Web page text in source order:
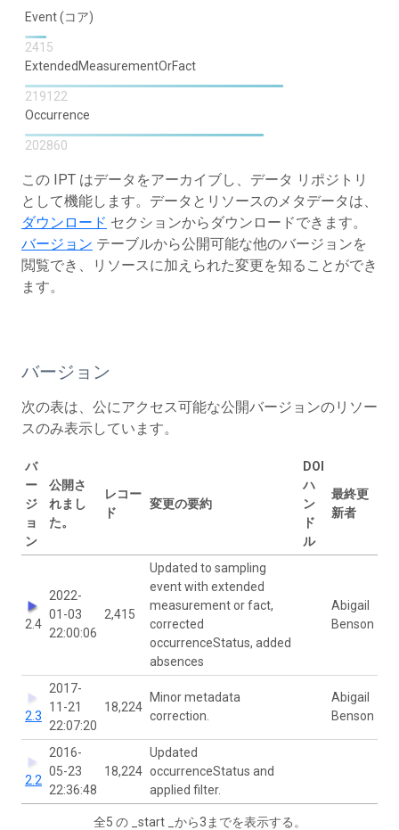
Event (コア)
2415
ExtendedMeasurementOrFact
219122
Occurrence
202860
この IPT はデータをアーカイブし、データ リポジトリ
として機能します。データとリソースのメタデータは、
ダウンロード セクションからダウンロードできます。
バージョン テーブルから公開可能な他のバージョンを
閲覧でき、リソースに加えられた変更を知ることができ
ます。
バージョン
次の表は、公にアクセス可能な公開バージョンのリソー
スのみ表示しています。
バ
ー
ジ
ョ
ン
公開さ
れまし
た。
レコー
ド
変更の要約
DOI
ハ
ン
ド
ル
最終更
新者
2.4
2022-
01-03
22:00:06
2,415
Updated to sampling
event with extended
measurement or fact,
corrected
occurrenceStatus, added
absences
Abigail
Benson
2.3
2017-
11-21
22:07:20
18,224
Minor metadata
correction.
Abigail
Benson
2.2
2016-
05-23
22:36:48
18,224
Updated
occurrenceStatus and
applied filter.
全5 の _start _から3までを表示する。